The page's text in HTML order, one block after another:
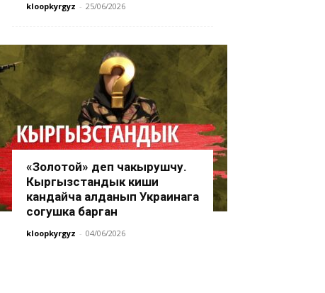
kloopkyrgyz - 25/06/2026
«Золотой» деп чакырушчу.
Кыргызстандык киши
кандайча алданып Украинага
согушка барган
kloopkyrgyz - 04/06/2026